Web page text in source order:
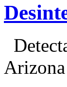
Arizona